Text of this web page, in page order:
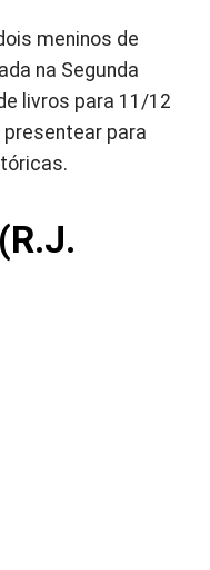
meninos de
na Segunda
livros para 11/12
presentear para